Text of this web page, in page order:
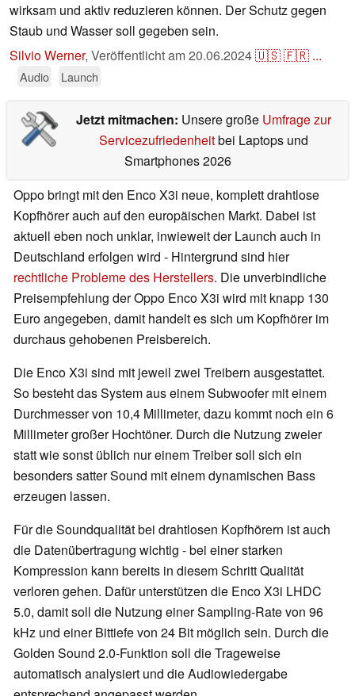
wirksam und aktiv reduzieren können. Der Schutz gegen
Staub und Wasser soll gegeben sein.
Silvio Werner, Veröffentlicht am20.06.2024🇺🇸🇫🇷 ...
Audio Launch
Jetzt mitmachen: Unsere große Umfrage zur
Servicezufriedenheitbei Laptops und
Smartphones 2026
Oppo bringt mit den Enco X3i neue, komplett drahtlose
Kopfhörer auch auf den europäischen Markt. Dabei ist
aktuell eben noch unklar, inwieweit der Launch auch in
Deutschland erfolgen wird - Hintergrund sind hier
rechtliche Probleme des Herstellers. Die unverbindliche
Preisempfehlung der Oppo Enco X3i wird mit knapp 130
Euro angegeben, damit handelt es sich um Kopfhörer im
durchaus gehobenen Preisbereich.
Die Enco X3i sind mit jeweil zwei Treibern ausgestattet.
So besteht das System aus einem Subwoofer mit einem
Durchmesser von 10,4 Millimeter, dazu kommt noch ein 6
Millimeter großer Hochtöner. Durch die Nutzung zweier
statt wie sonst üblich nur einem Treiber soll sich ein
besonders satter Sound mit einem dynamischen Bass
erzeugen lassen.
Für die Soundqualität bei drahtlosen Kopfhörern ist auch
die Datenübertragung wichtig - bei einer starken
Kompression kann bereits in diesem Schritt Qualität
verloren gehen. Dafür unterstützen die Enco X3i LHDC
5.0, damit soll die Nutzung einer Sampling-Rate von 96
kHz und einer Bittiefe von 24 Bit möglich sein. Durch die
Golden Sound 2.0-Funktion soll die Trageweise
automatisch analysiert und die Audiowiedergabe